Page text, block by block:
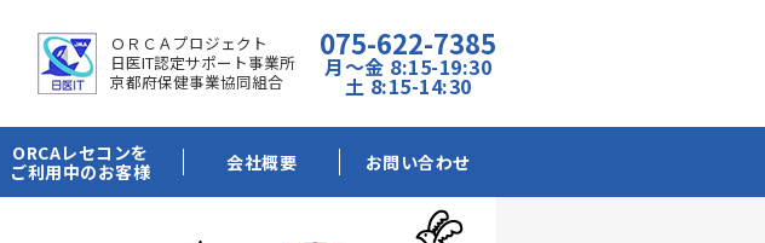
ＯＲＣＡプロジェクト
日医IT認定サポート事業所
京都府保健事業協同組合
075-622-7385
月～金 8:15-19:30
土 8:15-14:30
ORCAレセコンを
ご利用中のお客様
会社概要 お問い合わせ